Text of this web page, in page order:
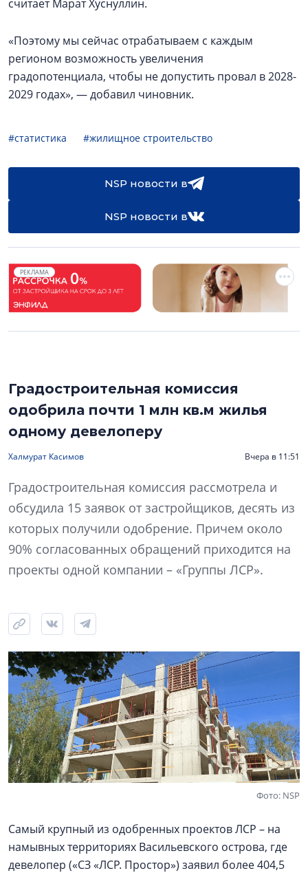
считает Марат Хуснуллин.
«Поэтому мы сейчас отрабатываем с каждым
регионом возможность увеличения
градопотенциала, чтобы не допустить провал в 2028-
2029 годах», — добавил чиновник.
#статистика #жилищное строительство
NSP новости в
NSP новости в
РЕКЛАМА
Градостроительная комиссия
одобрила почти 1 млн кв.м жилья
одному девелоперу
Халмурат Касимов Вчера в 11:51
Градостроительная комиссия рассмотрела и
обсудила 15 заявок от застройщиков, десять из
которых получили одобрение. Причем около
90% согласованных обращений приходится на
проекты одной компании – «Группы ЛСР».
Фото: NSP
Самый крупный из одобренных проектов ЛСР – на
намывных территориях Васильевского острова, где
девелопер («СЗ «ЛСР. Простор») заявил более 404,5